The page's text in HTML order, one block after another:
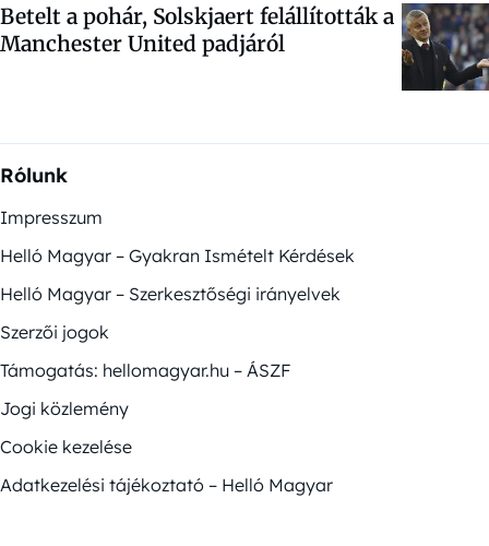
Betelt a pohár, Solskjaert felállították a
Manchester United padjáról
Rólunk
Impresszum
Helló Magyar – Gyakran Ismételt Kérdések
Helló Magyar – Szerkesztőségi irányelvek
Szerzői jogok
Támogatás: hellomagyar.hu – ÁSZF
Jogi közlemény
Cookie kezelése
Adatkezelési tájékoztató – Helló Magyar